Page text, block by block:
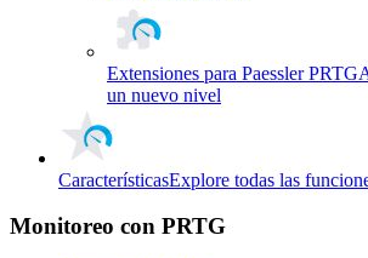
Extensiones para Paessler PRTG
un nuevo nivel
CaracterísticasExplore todas las
Monitoreo con PRTG